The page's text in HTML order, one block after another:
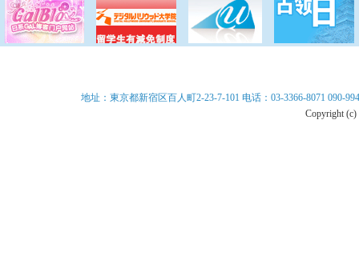
地址：東京都新宿区百人町2-23-7-101 电话：03-3366-8071 090-
Copyright (c)